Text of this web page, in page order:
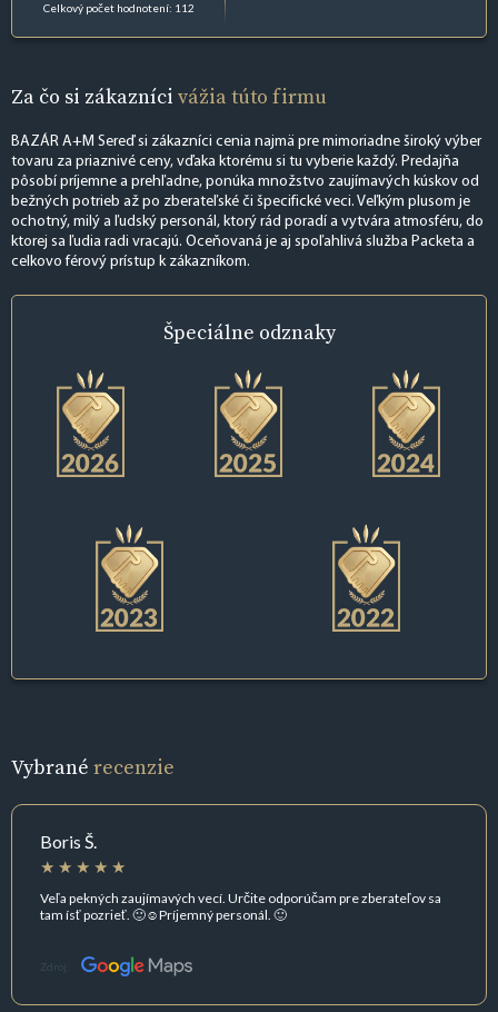
Celkový počet hodnotení: 112
Za čo si zákazníci vážia túto firmu
BAZÁR A+M Sereď si zákazníci cenia najmä pre mimoriadne široký výber
tovaru za priaznivé ceny, vďaka ktorému si tu vyberie každý. Predajňa
pôsobí príjemne a prehľadne, ponúka množstvo zaujímavých kúskov od
bežných potrieb až po zberateľské či špecifické veci. Veľkým plusom je
ochotný, milý a ľudský personál, ktorý rád poradí a vytvára atmosféru, do
ktorej sa ľudia radi vracajú. Oceňovaná je aj spoľahlivá služba Packeta a
celkovo férový prístup k zákazníkom.
Špeciálne odznaky
Vybrané recenzie
Boris Š.
Veľa pekných zaujímavých vecí. Určite odporúčam pre zberateľov sa
tam ísť pozrieť. 🙂☺️Príjemný personál. 🙂
Zdroj: